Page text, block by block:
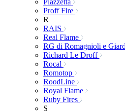
Proff Fire
R
RAIS
Real Flame
RG di Romagnioli e
Richard Le Droff
Rocal
Romotop
RoodLine
Royal Flame
Ruby Fires
S